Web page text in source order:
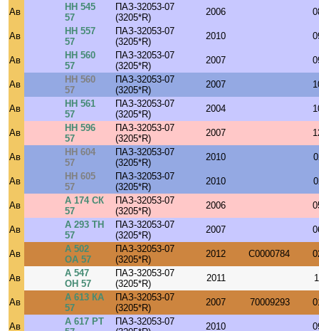
Ав
НН 545
57
ПАЗ-32053-07
(3205*R)
2006
Ав
НН 557
57
ПАЗ-32053-07
(3205*R)
2010
Ав
НН 560
57
ПАЗ-32053-07
(3205*R)
2007
Ав
НН 560
57
ПАЗ-32053-07
(3205*R)
2007
Ав
НН 561
57
ПАЗ-32053-07
(3205*R)
2004
Ав
НН 596
57
ПАЗ-32053-07
(3205*R)
2007
Ав
НН 604
57
ПАЗ-32053-07
(3205*R)
2010
Ав
НН 605
57
ПАЗ-32053-07
(3205*R)
2010
Ав
А 174 СК
57
ПАЗ-32053-07
(3205*R)
2006
Ав
А 293 ТН
57
ПАЗ-32053-07
(3205*R)
2007
Ав
А 502
ОА 57
ПАЗ-32053-07
(3205*R)
2012 C0000784
Ав
А 547
ОН 57
ПАЗ-32053-07
(3205*R)
2011
Ав
А 613 КА
57
ПАЗ-32053-07
(3205*R)
2007 70009293
Ав
А 617 РТ
ПАЗ-32053-07
2010